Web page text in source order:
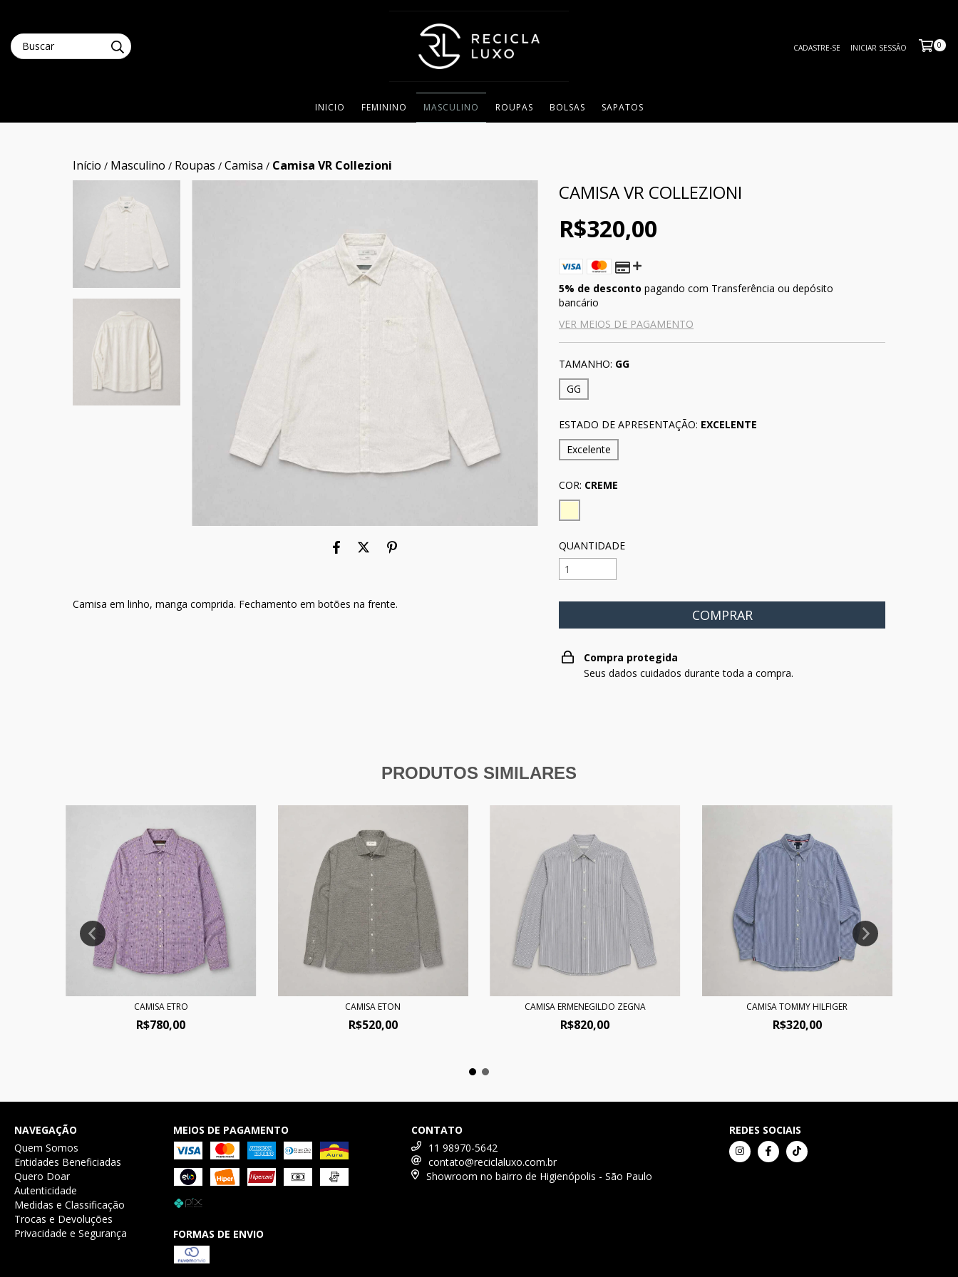
CADASTRE-SE INICIAR SESSÃO 0
INICIO FEMININO MASCULINO ROUPAS BOLSAS SAPATOS
Início / Masculino / Roupas / Camisa / Camisa VR Collezioni
Camisa em linho, manga comprida. Fechamento em botões na frente.
CAMISA VR COLLEZIONI
R$320,00
5% de desconto pagando com Transferência ou depósito
bancário
VER MEIOS DE PAGAMENTO
TAMANHO: GG
GG
ESTADO DE APRESENTAÇÃO: EXCELENTE
Excelente
COR: CREME
QUANTIDADE
Compra protegida
Seus dados cuidados durante toda a compra.
PRODUTOS SIMILARES
CAMISA ETRO
R$780,00
CAMISA ETON
R$520,00
CAMISA ERMENEGILDO ZEGNA
R$820,00
CAMISA TOMMY HILFIGER
R$320,00
NAVEGAÇÃO
Quem Somos
Entidades Beneficiadas
Quero Doar
Autenticidade
Medidas e Classificação
Trocas e Devoluções
Privacidade e Segurança
MEIOS DE PAGAMENTO
FORMAS DE ENVIO
CONTATO
11 98970-5642
contato@reciclaluxo.com.br
Showroom no bairro de Higienópolis - São Paulo
REDES SOCIAIS